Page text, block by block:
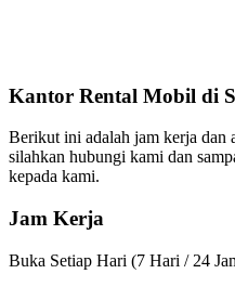
Kantor Rental Mobil di
Berikut ini adalah jam kerja dan
silahkan hubungi kami dan
kepada kami.
Jam Kerja
Buka Setiap Hari (7 Hari / 24